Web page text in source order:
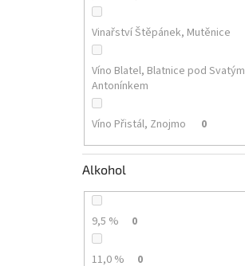
Vinařství Štěpánek, Mutěnice
Víno Blatel, Blatnice pod Svatým
Antonínkem
Víno Přistál, Znojmo 0
Alkohol
9,5 % 0
11,0 % 0